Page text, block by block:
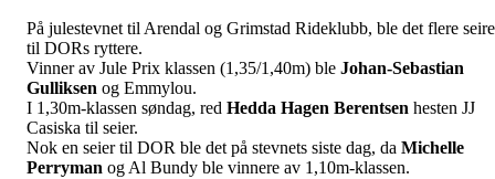
På julestevnet til Arendal og Grimstad Rideklubb, ble det flere seire
til DORs ryttere.
Vinner av Jule Prix klassen (1,35/1,40m) ble Johan-Sebastian
Gulliksen og Emmylou.
I 1,30m-klassen søndag, red Hedda Hagen Berentsen hesten JJ
Casiska til seier.
Nok en seier til DOR ble det på stevnets siste dag, da Michelle
Perryman og Al Bundy ble vinnere av 1,10m-klassen.